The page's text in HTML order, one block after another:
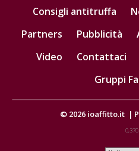
Consigli antitruffa
Partners
Pubblicità
Video
Contattaci
Gruppi
© 2026 ioaffitto.it |